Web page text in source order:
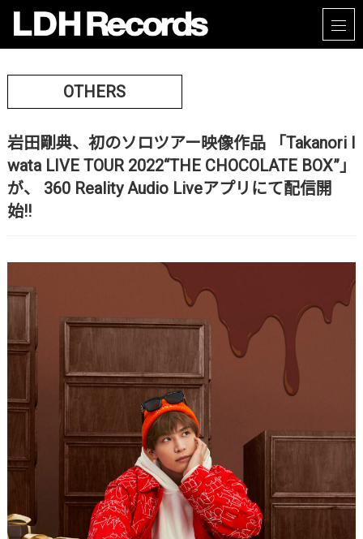
OTHERS
岩田剛典、初のソロツアー映像作品 「Takanori I
wata LIVE TOUR 2022“THE CHOCOLATE BOX”」
が、 360 Reality Audio Liveアプリにて配信開
始!!